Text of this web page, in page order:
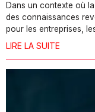
Dans un contexte où
des connaissances
pour les entreprises,
LIRE LA SUITE